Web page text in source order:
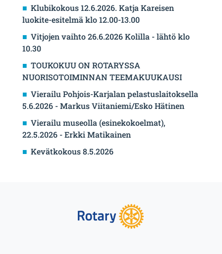
Klubikokous 12.6.2026. Katja Kareisen
luokite-esitelmä klo 12.00-13.00
Vitjojen vaihto 26.6.2026 Kolilla - lähtö klo
10.30
TOUKOKUU ON ROTARYSSA
NUORISOTOIMINNAN TEEMAKUUKAUSI
Vierailu Pohjois-Karjalan pelastuslaitoksella
5.6.2026 - Markus Viitaniemi/Esko Hätinen
Vierailu museolla (esinekokoelmat),
22.5.2026 - Erkki Matikainen
Kevätkokous 8.5.2026